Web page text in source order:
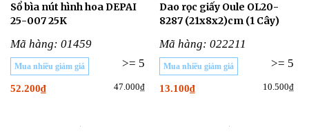
Sổ bìa nút hình hoa DEPAI
25-007 25K
Mã hàng: 01459
Mua nhiều giảm giá >= 5
52.200₫ 47.000₫
Dao rọc giấy Oule OL20-
8287 (21x8x2)cm (1 Cây)
Mã hàng: 022211
>= 5
Mua nhiều giảm giá
13.100₫ 10.500₫